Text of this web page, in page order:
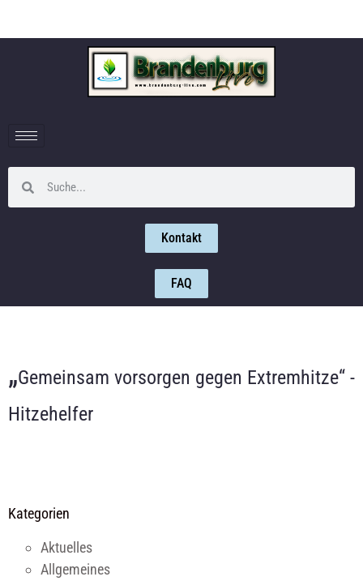
Kontakt
FAQ
„Gemeinsam vorsorgen gegen Extremhitze“ -
Hitzehelfer
Kategorien
Aktuelles
Allgemeines